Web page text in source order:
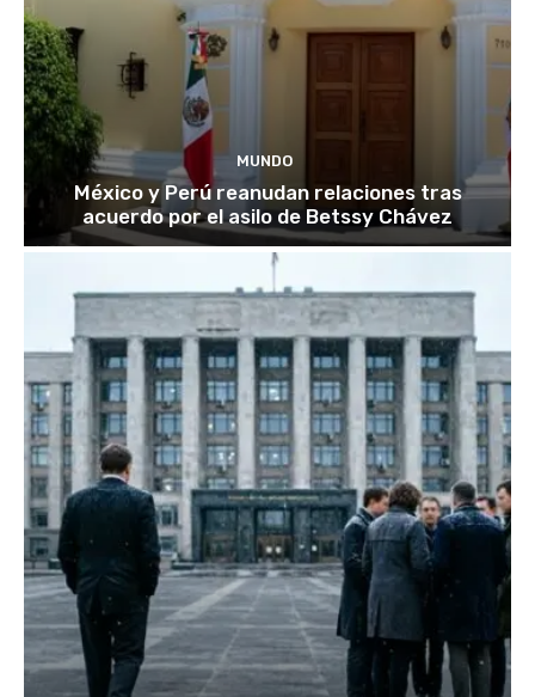
MUNDO
México y Perú reanudan relaciones tras
acuerdo por el asilo de Betssy Chávez